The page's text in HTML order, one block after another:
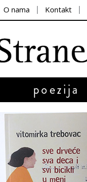
O nama Kontakt
poezija